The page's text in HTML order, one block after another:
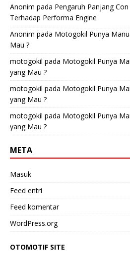
Anonim pada Pengaruh Panjang
Terhadap Performa Engine
Anonim pada Motogokil Punya
Mau ?
motogokil pada Motogokil Punya
yang Mau ?
motogokil pada Motogokil Punya
yang Mau ?
motogokil pada Motogokil Punya
yang Mau ?
META
Masuk
Feed entri
Feed komentar
WordPress.org
OTOMOTIF SITE